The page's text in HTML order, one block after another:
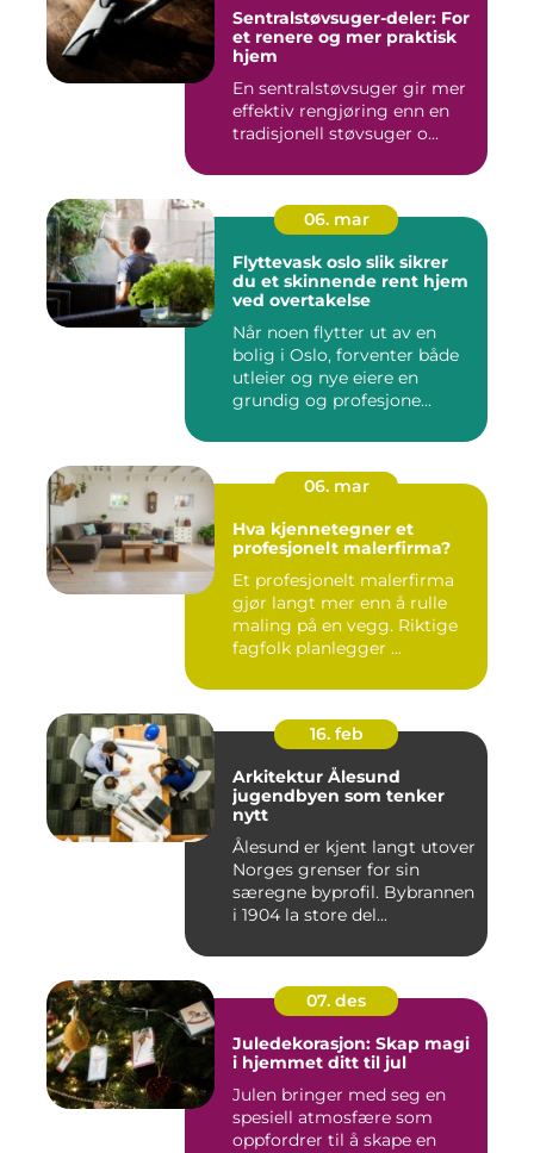
Sentralstøvsuger-deler: For
et renere og mer praktisk
hjem
En sentralstøvsuger gir mer
effektiv rengjøring enn en
tradisjonell støvsuger o...
06. mar
Flyttevask oslo slik sikrer
du et skinnende rent hjem
ved overtakelse
Når noen flytter ut av en
bolig i Oslo, forventer både
utleier og nye eiere en
grundig og profesjone...
06. mar
Hva kjennetegner et
profesjonelt malerfirma?
Et profesjonelt malerfirma
gjør langt mer enn å rulle
maling på en vegg. Riktige
fagfolk planlegger ...
16. feb
Arkitektur Ålesund
jugendbyen som tenker
nytt
Ålesund er kjent langt utover
Norges grenser for sin
særegne byprofil. Bybrannen
i 1904 la store del...
07. des
Juledekorasjon: Skap magi
i hjemmet ditt til jul
Julen bringer med seg en
spesiell atmosfære som
oppfordrer til å skape en